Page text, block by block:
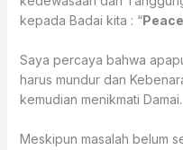
kepada Badai kita : “
Saya percaya bahwa
harus mundur dan
kemudian menikmati Damai.
Meskipun masalah belum